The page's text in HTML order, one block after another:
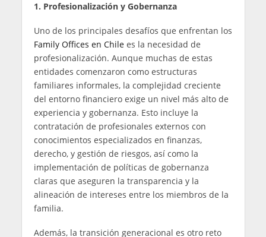
1. Profesionalización y Gobernanza
Uno de los principales desafíos que enfrentan los
Family Offices en Chilees la necesidad de
profesionalización. Aunque muchas de estas
entidades comenzaron como estructuras
familiares informales, la complejidad creciente
del entorno financiero exige un nivel más alto de
experiencia y gobernanza. Esto incluye la
contratación de profesionales externos con
conocimientos especializados en finanzas,
derecho, y gestión de riesgos, así como la
implementación de políticas de gobernanza
claras que aseguren la transparencia y la
alineación de intereses entre los miembros de la
familia.
Además, la transición generacional es otro reto